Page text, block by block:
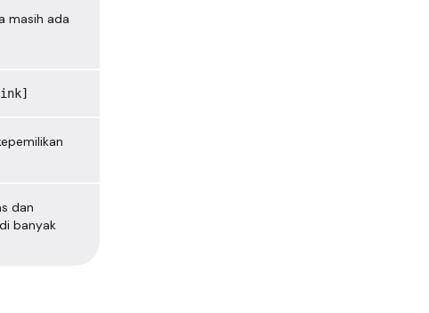
masih ada
dan
banyak